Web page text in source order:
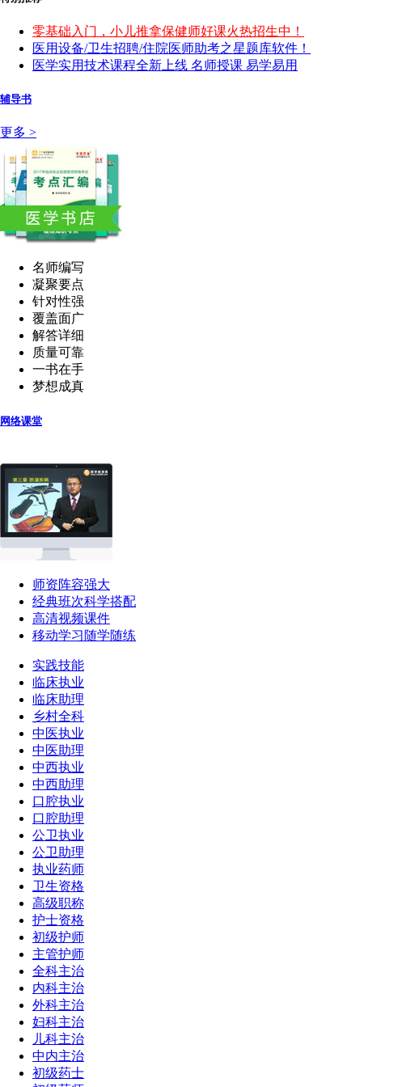
零基础入门，小儿推拿保健师好课火热招生中！
医用设备/卫生招聘/住院医师助考之星题库软件！
医学实用技术课程全新上线 名师授课 易学易用
辅导书
更多 >
名师编写
凝聚要点
针对性强
覆盖面广
解答详细
质量可靠
一书在手
梦想成真
网络课堂
师资阵容强大
经典班次科学搭配
高清视频课件
移动学习随学随练
实践技能
临床执业
临床助理
乡村全科
中医执业
中医助理
中西执业
中西助理
口腔执业
口腔助理
公卫执业
公卫助理
执业药师
卫生资格
高级职称
护士资格
初级护师
主管护师
全科主治
内科主治
外科主治
妇科主治
儿科主治
中内主治
初级药士